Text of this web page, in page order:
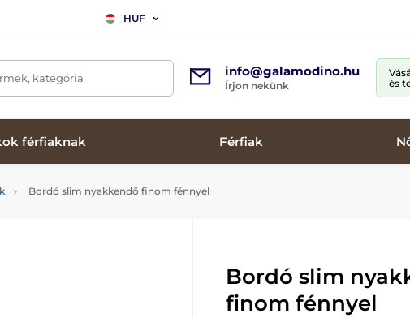
HUF
kategória info@galamodino.hu
Írjon nekünk
és
férfiaknak Férfiak
Bordó slim nyakkendő finom fénnyel
Bordó slim
finom fénnyel